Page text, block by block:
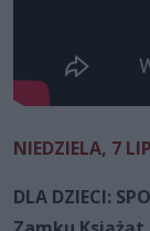
NIEDZIELA, 7
DLA DZIECI: